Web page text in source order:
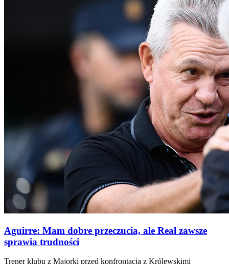
Aguirre: Mam dobre przeczucia, ale Real zawsze
sprawia trudności
Trener klubu z Majorki przed konfrontacją z Królewskimi